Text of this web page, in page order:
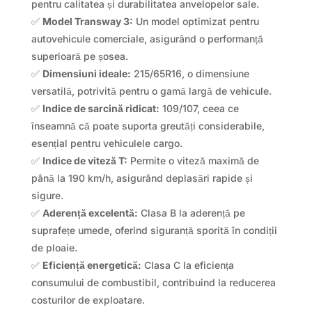
pentru calitatea și durabilitatea anvelopelor sale.
✅ Model Transway 3: Un model optimizat pentru
autovehicule comerciale, asigurând o performanță
superioară pe șosea.
✅ Dimensiuni ideale: 215/65R16, o dimensiune
versatilă, potrivită pentru o gamă largă de vehicule.
✅ Indice de sarcină ridicat: 109/107, ceea ce
înseamnă că poate suporta greutăți considerabile,
esențial pentru vehiculele cargo.
✅ Indice de viteză T: Permite o viteză maximă de
până la 190 km/h, asigurând deplasări rapide și
sigure.
✅ Aderență excelentă: Clasa B la aderență pe
suprafețe umede, oferind siguranță sporită în condiții
de ploaie.
✅ Eficiență energetică: Clasa C la eficiența
consumului de combustibil, contribuind la reducerea
costurilor de exploatare.